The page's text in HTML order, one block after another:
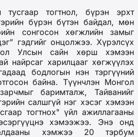
тогтнол, бүрэн эрхт
бүрэн бүтэн байдал, мөн
сонгосон хөгжлийн замыг
г” гэдгийг онцолжээ. Хүрэлсүх
Улсын сайн хөрш хэмээн
найрсаг харилцааг хөгжүүлэх
бодлогын нэн тэргүүний
байна. Түүнчлэн Монгол
баримталж, Тайванийг
салшгүй нэг хэсэг хэмээн
тогтнох" үйл ажиллагааны
хэмээжээ. Энэ онд
хэмжээ 20 тэрбум